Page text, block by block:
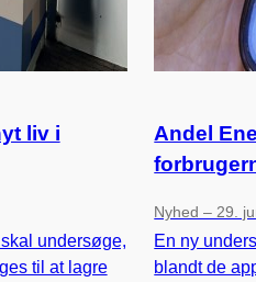
liv i
undersøge,
til at lagre
Andel
Nyhed – 29.
En ny
blandt de